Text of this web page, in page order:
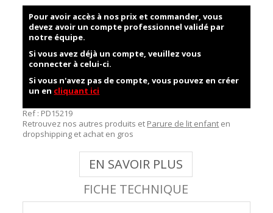
Pour avoir accès à nos prix et commander, vous
devez avoir un compte professionnel validé par
notre équipe.
Si vous avez déjà un compte, veuillez vous
connecter à celui-ci.
Si vous n'avez pas de compte, vous pouvez en créer
un en cliquant ici
Ref : PD15219
Retrouvez nos autres produits et Parure de lit enfant en
dropshipping et achat en gros
EN SAVOIR PLUS
FICHE TECHNIQUE